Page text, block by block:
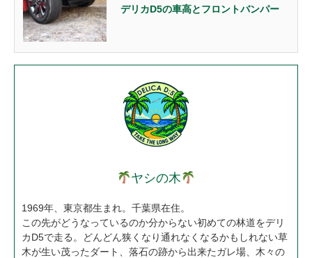
デリカD5の車高とフロントバンパー
ヤシの木
1969年、東京都生まれ。千葉県在住。
この先がどうなっているのか分からない初めての林道をデリ
カD5で走る。どんどん狭くなり通れなくなるかもしれない草
木が生い茂ったダート、落石の跡から出来たガレ場、木々の